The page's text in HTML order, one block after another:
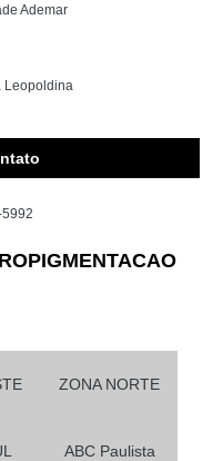
Ademar
Leopoldina
ZONA NORTE
ABC Paulista